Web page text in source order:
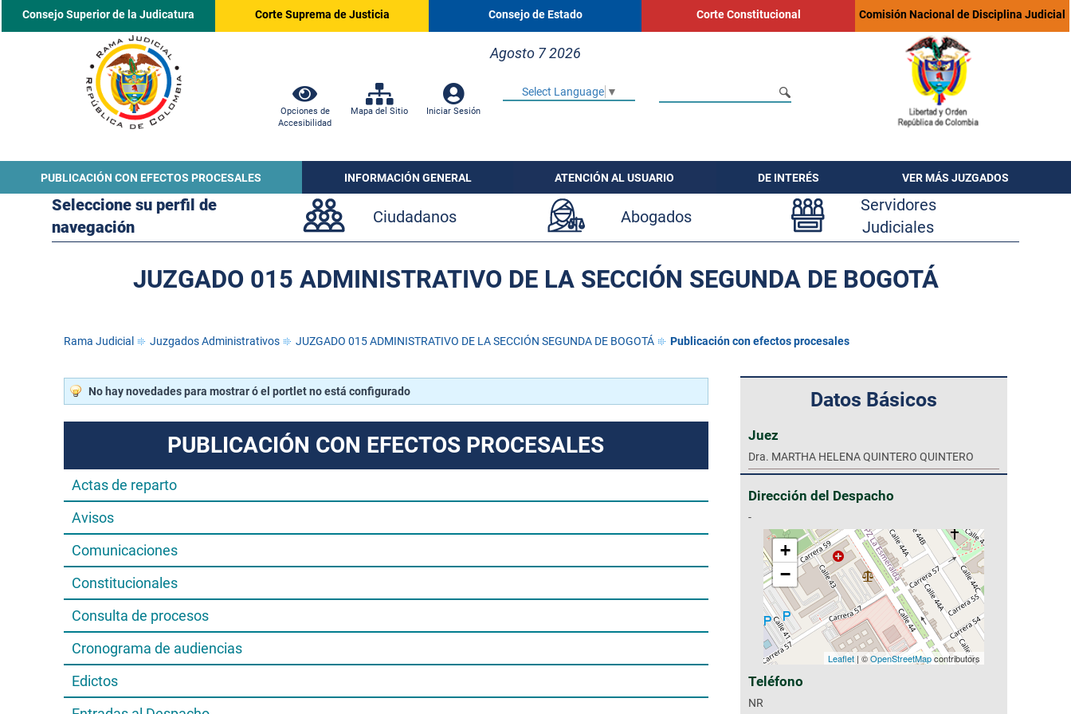
Consejo Superior de la Judicatura Corte Suprema de Justicia Consejo de Estado Corte Constitucional Comisión Nacional de Disciplina Judicial
Agosto 7 2026
Opciones de
Accesibilidad
Mapa del Sitio Iniciar Sesión
Select Language ▼
PUBLICACIÓN CON EFECTOS PROCESALES INFORMACIÓN GENERAL ATENCIÓN AL USUARIO DE INTERÉS VER MÁS JUZGADOS
Seleccione su perfil de
navegación
Ciudadanos Abogados
Servidores
Judiciales
JUZGADO 015 ADMINISTRATIVO DE LA SECCIÓN SEGUNDA DE BOGOTÁ
Rama Judicial Juzgados Administrativos JUZGADO 015 ADMINISTRATIVO DE LA SECCIÓN SEGUNDA DE BOGOTÁ Publicación con efectos procesales
No hay novedades para mostrar ó el portlet no está configurado
PUBLICACIÓN CON EFECTOS PROCESALES
Actas de reparto
Avisos
Comunicaciones
Constitucionales
Consulta de procesos
Cronograma de audiencias
Edictos
Datos Básicos
Juez
Dra. MARTHA HELENA QUINTERO QUINTERO
Dirección del Despacho
-
+
−
Leaflet | ©OpenStreetMapcontributors
Teléfono
NR